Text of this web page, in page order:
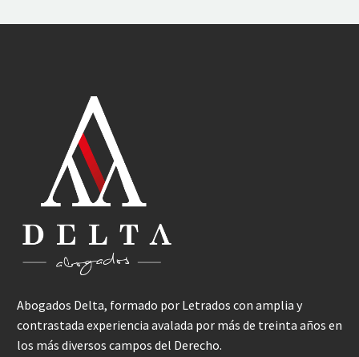
Abogados Delta, formado por Letrados con amplia y
contrastada experiencia avalada por más de treinta años en
los más diversos campos del Derecho.